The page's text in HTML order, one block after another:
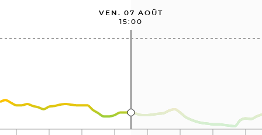
VEN. 07 AOÛT
15:00